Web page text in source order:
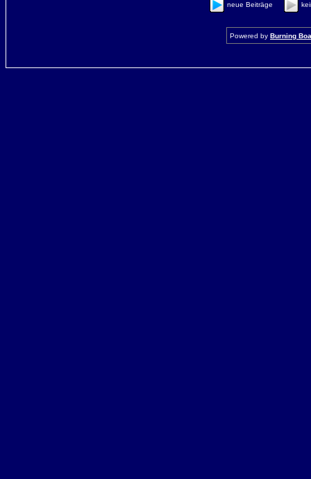
neue Beiträge
Powered by Burning